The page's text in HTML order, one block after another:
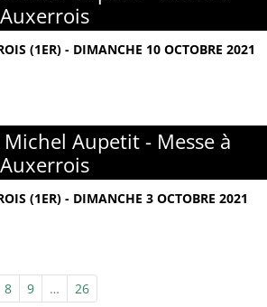
(1ER) - DIMANCHE 10 OCTOBRE 2021
Aupetit - Messe à
(1ER) - DIMANCHE 3 OCTOBRE 2021
8 9 … 26